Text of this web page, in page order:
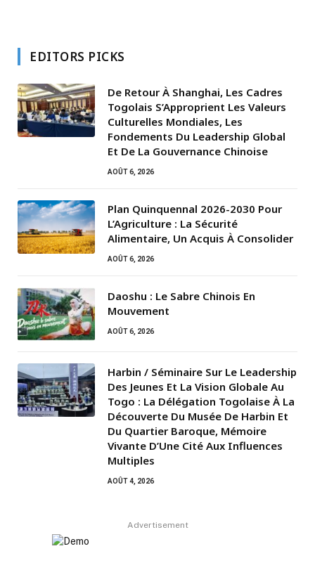
EDITORS PICKS
De Retour À Shanghai, Les Cadres
Togolais S’Approprient Les Valeurs
Culturelles Mondiales, Les
Fondements Du Leadership Global
Et De La Gouvernance Chinoise
AOÛT 6, 2026
Plan Quinquennal 2026-2030 Pour
L’Agriculture : La Sécurité
Alimentaire, Un Acquis À Consolider
AOÛT 6, 2026
Daoshu : Le Sabre Chinois En
Mouvement
AOÛT 6, 2026
Harbin / Séminaire Sur Le Leadership
Des Jeunes Et La Vision Globale Au
Togo : La Délégation Togolaise À La
Découverte Du Musée De Harbin Et
Du Quartier Baroque, Mémoire
Vivante D’Une Cité Aux Influences
Multiples
AOÛT 4, 2026
Advertisement